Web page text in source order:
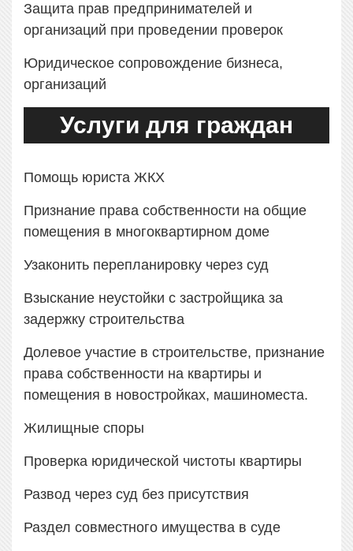
Защита прав предпринимателей и
организаций при проведении проверок
Юридическое сопровождение бизнеса,
организаций
Услуги для граждан
Помощь юриста ЖКХ
Признание права собственности на общие
помещения в многоквартирном доме
Узаконить перепланировку через суд
Взыскание неустойки с застройщика за
задержку строительства
Долевое участие в строительстве, признание
права собственности на квартиры и
помещения в новостройках, машиноместа.
Жилищные споры
Проверка юридической чистоты квартиры
Развод через суд без присутствия
Раздел совместного имущества в суде